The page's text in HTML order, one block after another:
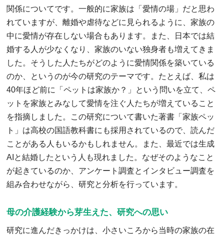
関係についてです。一般的に家族は「愛情の場」だと思わ
れていますが、離婚や虐待などに見られるように、家族の
中に愛情が存在しない場合もあります。また、日本では結
婚する人が少なくなり、家族のいない独身者も増えてきま
した。そうした人たちがどのように愛情関係を築いている
のか、というのが今の研究のテーマです。たとえば、私は
40年ほど前に「ペットは家族か？」という問いを立て、ペ
ットを家族とみなして愛情を注ぐ人たちが増えていること
を指摘しました。この研究について書いた著書「家族ペッ
ト」は高校の国語教科書にも採用されているので、読んだ
ことがある人もいるかもしれません。また、最近では生成
AIと結婚したという人も現れました。なぜそのようなこと
が起きているのか、アンケート調査とインタビュー調査を
組み合わせながら、研究と分析を行っています。
母の介護経験から芽生えた、研究への思い
研究に進んだきっかけは、小さいころから当時の家族の在